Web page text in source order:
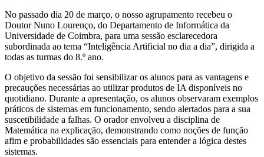
No passado dia 20 de março, o nosso agrupamento recebeu o
Doutor Nuno Lourenço, do Departamento de Informática da
Universidade de Coimbra, para uma sessão esclarecedora
subordinada ao tema “Inteligência Artificial no dia a dia”, dirigida a
todas as turmas do 8.º ano.
O objetivo da sessão foi sensibilizar os alunos para as vantagens e
precauções necessárias ao utilizar produtos de IA disponíveis no
quotidiano. Durante a apresentação, os alunos observaram exemplos
práticos de sistemas em funcionamento, sendo alertados para a sua
suscetibilidade a falhas. O orador envolveu a disciplina de
Matemática na explicação, demonstrando como noções de função
afim e probabilidades são essenciais para entender a lógica destes
sistemas.